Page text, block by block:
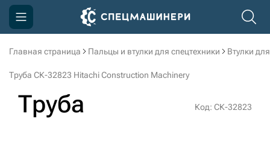
Главная страница Пальцы и втулки для спецтехники Втулки
Труба СК-32823 Hitachi Construction Machinery
Труба Код: СК-32823
Компания
Доставка и оплата